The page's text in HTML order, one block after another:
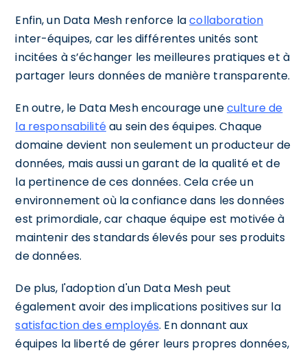
Enfin, un Data Mesh renforce lacollaboration
inter-équipes, car les différentes unités sont
incitées à s’échanger les meilleures pratiques et à
partager leurs données de manière transparente.
En outre, le Data Mesh encourage uneculture de
la responsabilitéau sein des équipes. Chaque
domaine devient non seulement un producteur de
données, mais aussi un garant de la qualité et de
la pertinence de ces données. Cela crée un
environnement où la confiance dans les données
est primordiale, car chaque équipe est motivée à
maintenir des standards élevés pour ses produits
de données.
De plus, l'adoption d'un Data Mesh peut
également avoir des implications positives sur la
satisfaction des employés. En donnant aux
équipes la liberté de gérer leurs propres données,